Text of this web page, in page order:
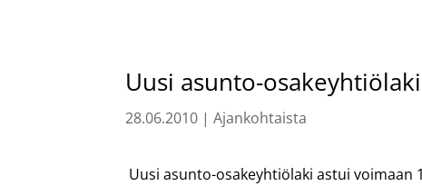
Uusi asunto-osakeyhtiölaki
28.06.2010 | Ajankohtaista
Uusi asunto-osakeyhtiölaki astui voimaan